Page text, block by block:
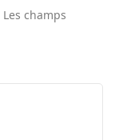
Les champs